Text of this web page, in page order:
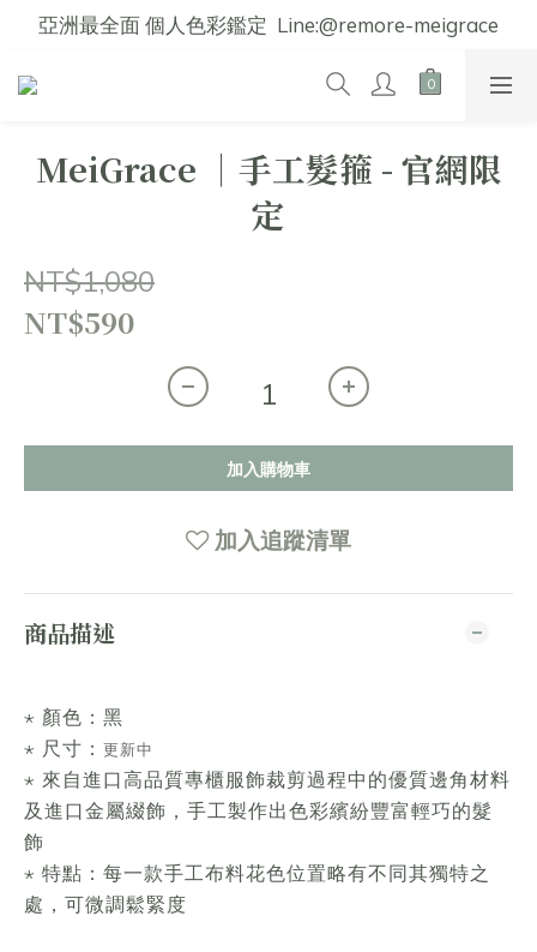
亞洲最全面 個人色彩鑑定  Line:@remore-meigrace
MeiGrace │手工髮箍 - 官網限
定
NT$1,080
NT$590
加入購物車
加入追蹤清單
商品描述
⋆ 顏色：黑
⋆ 尺寸： 更新中
⋆ 來自進口高品質專櫃服飾裁剪過程中的優質邊角材料
及進口金屬綴飾，手工製作出色彩繽紛豐富輕巧的髮
飾
⋆ 特點：每一款手工布料花色位置略有不同其獨特之
處，可微調鬆緊度